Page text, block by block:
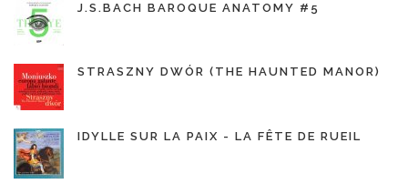
J.S.BACH BAROQUE ANATOMY #5
STRASZNY DWÓR (THE HAUNTED MANOR)
IDYLLE SUR LA PAIX - LA FÊTE DE RUEIL